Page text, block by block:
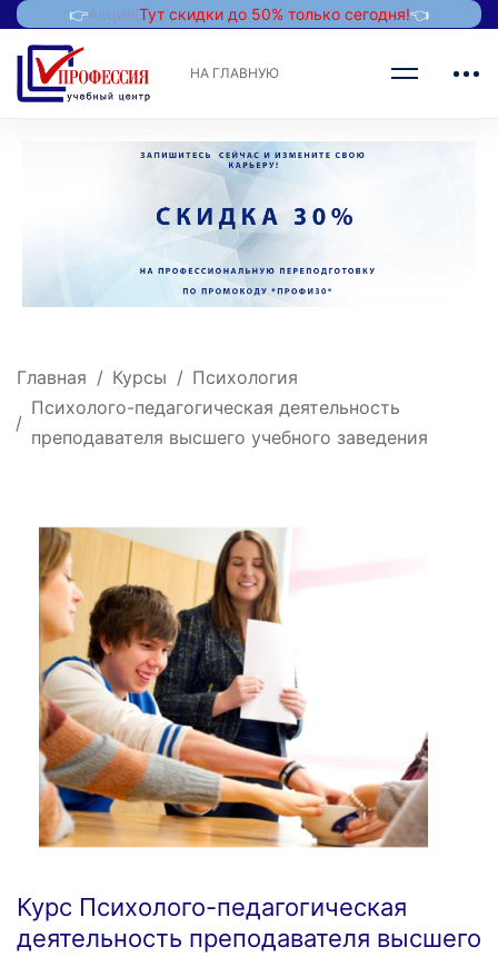
👉Акция! Тут скидки до 50% только сегодня!👈
НА ГЛАВНУЮ
Главная Курсы
Психология
Психолого-педагогическая деятельность
преподавателя высшего учебного заведения
Курс Психолого-педагогическая
деятельность преподавателя высшего